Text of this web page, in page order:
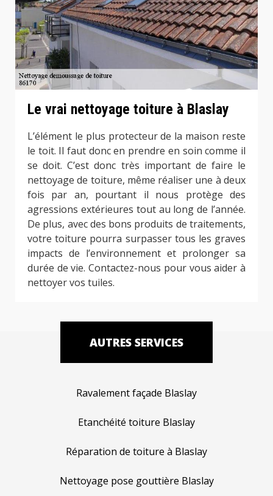
Le vrai nettoyage toiture à Blaslay
L’élément le plus protecteur de la maison reste
le toit. Il faut donc en prendre en soin comme il
se doit. C’est donc très important de faire le
nettoyage de toiture, même réaliser une à deux
fois par an, pourtant il nous protège des
agressions extérieures tout au long de l’année.
De plus, avec des bons produits de traitements,
votre toiture pourra surpasser tous les graves
impacts de l’environnement et prolonger sa
durée de vie. Contactez-nous pour vous aider à
nettoyer vos tuiles.
AUTRES SERVICES
Ravalement façade Blaslay
Etanchéité toiture Blaslay
Réparation de toiture à Blaslay
Nettoyage pose gouttière Blaslay